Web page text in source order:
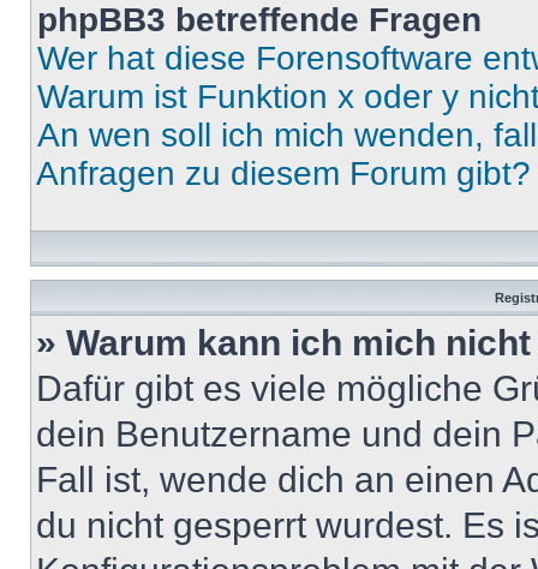
phpBB3 betreffende Fragen
Wer hat diese Forensoftware
Warum ist Funktion x oder y
An wen soll ich mich wenden,
Anfragen zu diesem Forum gibt?
» Warum kann ich mich
Dafür gibt es viele mögliche
dein Benutzername und dein
Fall ist, wende dich an einen
du nicht gesperrt wurdest. Es